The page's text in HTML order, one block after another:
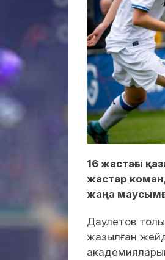
16 жастағы
жастар
жаңа
Даулетов
жазылған